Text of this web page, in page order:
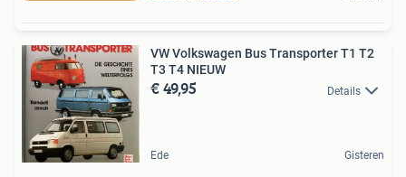
VW Volkswagen Bus Transporter T1 T2
T3 T4 NIEUW
€ 49,95 Details
Ede Gisteren